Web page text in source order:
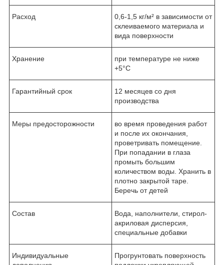
Расход
0,6-1,5 кг/м² в зависимости от
склеиваемого материала и
вида поверхности
Хранение
при температуре не ниже
+5°С
Гарантийный срок
12 месяцев со дня
производства
Меры предосторожности
во время проведения работ
и после их окончания,
проветривать помещение.
При попадании в глаза
промыть большим
количеством воды. Хранить в
плотно закрытой таре.
Беречь от детей
Состав
Вода, наполнители, стирол-
акриловая дисперсия,
специальные добавки
Индивидуальные
Прогрунтовать поверхность